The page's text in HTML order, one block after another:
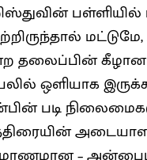
தலைப்பின் கீழான
ஒளியாக இருக்க உதவுகிறது. இந்த
படி